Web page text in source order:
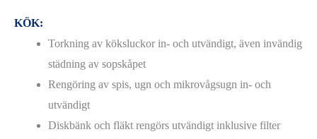
KÖK:
Torkning av köksluckor in- och utvändigt, även invändig
städning av sopskåpet
Rengöring av spis, ugn och mikrovågsugn in- och
utvändigt
Diskbänk och fläkt rengörs utvändigt inklusive filter